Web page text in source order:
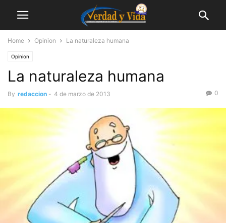
Home Opinion La naturaleza humana
Opinion
La naturaleza humana
By redaccion - 4 de marzo de 2013 0